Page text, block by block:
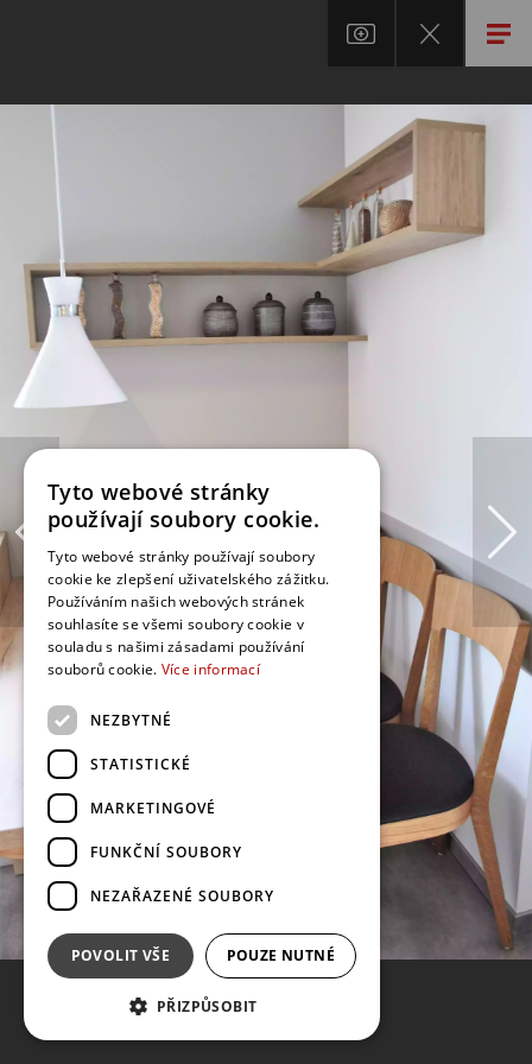
Tyto webové stránky
používají soubory cookie.
Tyto webové stránky používají soubory
cookie ke zlepšení uživatelského zážitku.
Používáním našich webových stránek
souhlasíte se všemi soubory cookie v
souladu s našimi zásadami používání
souborů cookie. Více informací
NEZBYTNÉ
STATISTICKÉ
MARKETINGOVÉ
FUNKČNÍ SOUBORY
NEZAŘAZENÉ SOUBORY
POVOLIT VŠE POUZE NUTNÉ
PŘIZPŮSOBIT